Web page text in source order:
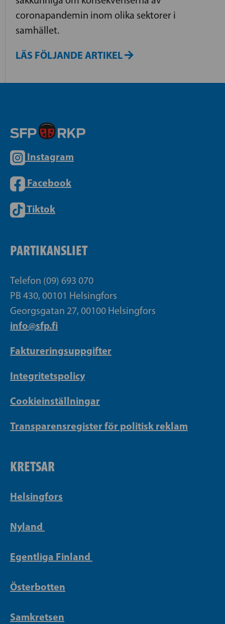
coronapandemin inom olika sektorer i
samhället.
LÄS FÖLJANDE ARTIKEL
Instagram
Facebook
Tiktok
PARTIKANSLIET
Telefon (09) 693 070
PB 430, 00101 Helsingfors
Georgsgatan 27, 00100 Helsingfors
info@sfp.fi
Faktureringsuppgifter
Integritetspolicy
Cookieinställningar
Transparensregister för politisk reklam
KRETSAR
Helsingfors
Nyland
Egentliga Finland
Österbotten
Samkretsen